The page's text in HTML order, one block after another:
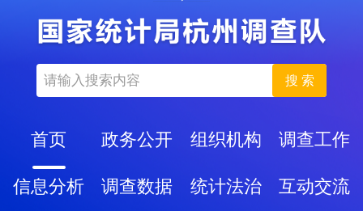
搜 索
首页 政务公开 组织机构 调查工作
信息分析 调查数据 统计法治 互动交流